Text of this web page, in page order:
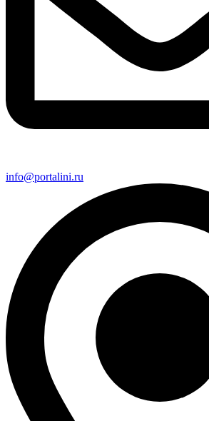
info@portalini.ru